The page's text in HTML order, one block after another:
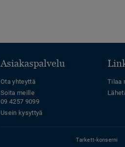
Asiakaspalvelu
Ota yhteyttä
Soita meille
09 4257 9099
Usein kysyttyä
Tilaa
Tarkett-konserni